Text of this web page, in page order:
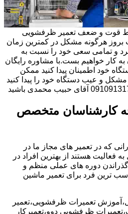
قوت و ضعف تعمیر ظرفشویی
بروز هرگونه مشکل در کمترین زمان
و تمامی سعی خود را نسبت به
کار خواهیم بست.با مشاوره رایگان
خود اطمینان پیدا کنید ممکن
مشکل و عیب دستگاه خود را پیدا کنید
کارشناسان متخصص
که در تعمیر های مجاز ما در
هستند از بهترین افراد در
گذراندن دوره های عملی منظم و
ترین فرد برای تعمیر ماشین
تعمیرات ظرفشویی،تعمیر
ظرفشویی دوو،تعمیرکار